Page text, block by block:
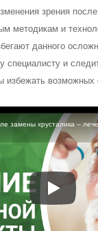
зрения
методикам и
данного
специалисту и
избежать возможных
замены хрусталика –